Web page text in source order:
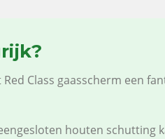
Class gaasscherm een
houten